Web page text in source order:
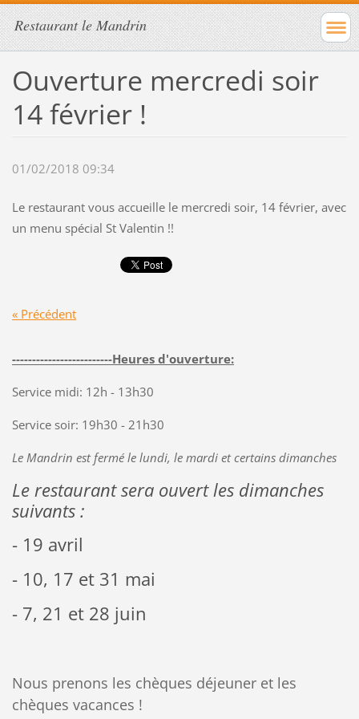
Restaurant le Mandrin
Ouverture mercredi soir
14 février !
01/02/2018 09:34
Le restaurant vous accueille le mercredi soir, 14 février, avec
un menu spécial St Valentin !!
« Précédent
-------------------------Heures d'ouverture:
Service midi: 12h - 13h30
Service soir: 19h30 - 21h30
Le Mandrin est fermé le lundi, le mardi et certains dimanches
Le restaurant sera ouvert les dimanches
suivants :
- 19 avril
- 10, 17 et 31 mai
- 7, 21 et 28 juin
Nous prenons les chèques déjeuner et les
chèques vacances !